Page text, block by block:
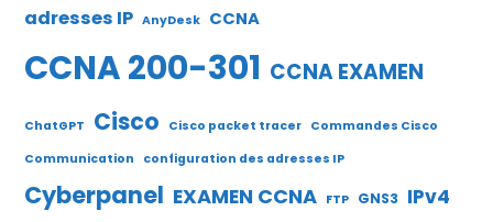
adresses IP AnyDesk CCNA
CCNA 200-301 CCNA EXAMEN
ChatGPT Cisco Cisco packet tracer Commandes Cisco
Communication
configuration des adresses IP
Cyberpanel EXAMEN CCNA FTP GNS3 IPv4